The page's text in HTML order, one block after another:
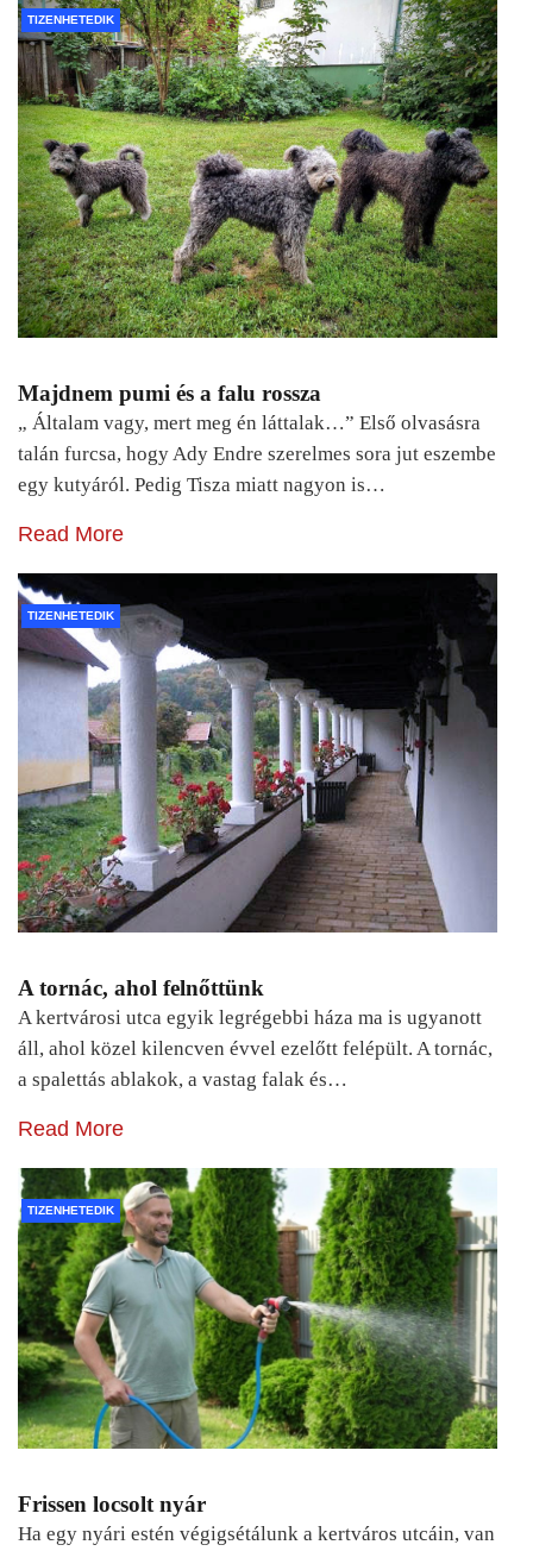
TIZENHETEDIK
Majdnem pumi és a falu rossza
„ Általam vagy, mert meg én láttalak…” Első olvasásra
talán furcsa, hogy Ady Endre szerelmes sora jut eszembe
egy kutyáról. Pedig Tisza miatt nagyon is…
Read More
TIZENHETEDIK
A tornác, ahol felnőttünk
A kertvárosi utca egyik legrégebbi háza ma is ugyanott
áll, ahol közel kilencven évvel ezelőtt felépült. A tornác,
a spalettás ablakok, a vastag falak és…
Read More
TIZENHETEDIK
Frissen locsolt nyár
Ha egy nyári estén végigsétálunk a kertváros utcáin, van